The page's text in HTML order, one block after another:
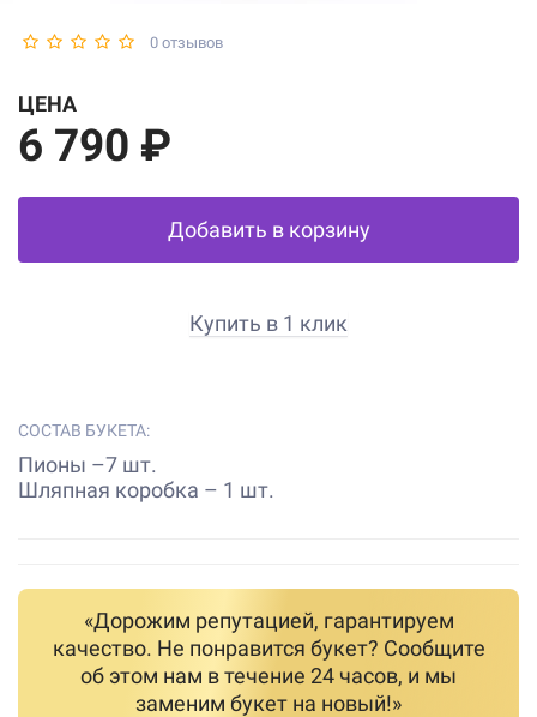
0 отзывов
ЦЕНА
6 790 ₽
Добавить в корзину
Купить в 1 клик
СОСТАВ БУКЕТА:
Пионы –7 шт.
Шляпная коробка – 1 шт.
«Дорожим репутацией, гарантируем
качество. Не понравится букет? Сообщите
об этом нам в течение 24 часов, и мы
заменим букет на новый!»